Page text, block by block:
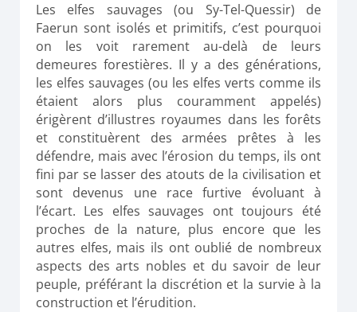
Les elfes sauvages (ou Sy-Tel-Quessir) de
Faerun sont isolés et primitifs, c’est pourquoi
on les voit rarement au-delà de leurs
demeures forestières. Il y a des générations,
les elfes sauvages (ou les elfes verts comme ils
étaient alors plus couramment appelés)
érigèrent d’illustres royaumes dans les forêts
et constituèrent des armées prêtes à les
défendre, mais avec l’érosion du temps, ils ont
fini par se lasser des atouts de la civilisation et
sont devenus une race furtive évoluant à
l’écart. Les elfes sauvages ont toujours été
proches de la nature, plus encore que les
autres elfes, mais ils ont oublié de nombreux
aspects des arts nobles et du savoir de leur
peuple, préférant la discrétion et la survie à la
construction et l’érudition.